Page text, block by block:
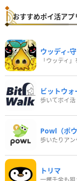
おすすめポイ活アプ
ウッディ‐
「ウッディ
ビットウォ
Powl（ポウ
トリマ